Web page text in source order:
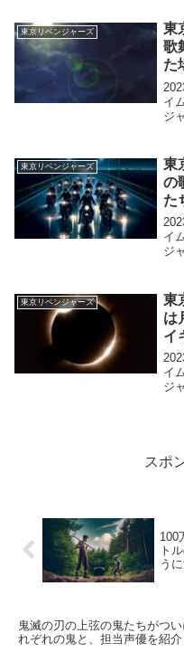
ね
ー
東京リベンジャーズ
東
歌
た
イ
ジ
ズ
で
東京リベンジャーズ
東
の
た
イ
ジ
ね
ー
東京リベンジャーズ
東
は
イ
イ
ジ
スポ
100
ト
う
鬼滅の刃の上弦の鬼たちがつ
れぞれの鬼と、担当声優を紹介